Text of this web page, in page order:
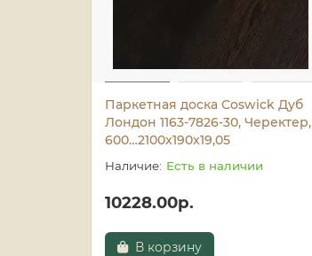
Паркетная доска Coswick Дуб
Лондон 1163-7826-30, Черектер,
600…2100x190x19,05
Есть в наличии
10228.00р.
В корзину